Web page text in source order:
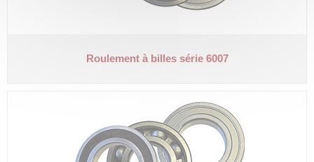
Roulement à billes série 6007